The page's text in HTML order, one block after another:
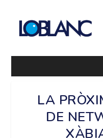
LA
DE